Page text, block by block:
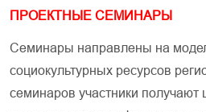
ПРОЕКТНЫЕ СЕМИНАРЫ
Семинары направлены на
социокультурных ресурсов
семинаров участники получают